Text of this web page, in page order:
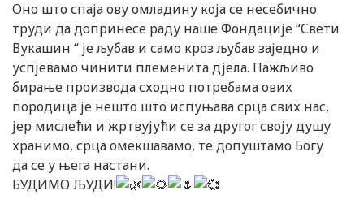
Оно што спаја ову омладину која се несебично
труди да допринесе раду наше Фондације “Свети
Вукашин “ је љубав и само кроз љубав заједно и
успјевамо чинити племенита дјела. Пажљиво
бирање производа сходно потребама ових
породица је нешто што испуњава срца свих нас,
јер мислећи и жртвујући се за другог своју душу
хранимо, срца омекшавамо, те допуштамо Богу
да се у њега настани.
БУДИМО ЉУДИ!